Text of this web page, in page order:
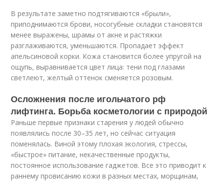
В результате заметно подтягиваются «брыли»,
приподнимаются брови, носогубные складки становятся
менее выражены, шрамы от акне и растяжки
разглаживаются, уменьшаются. Пропадает эффект
апельсиновой корки. Кожа становится более упругой на
ощупь, выравнивается цвет лица: тени под глазами
светлеют, желтый оттенок сменяется розовым.
Осложнения после игольчатого рф
лифтинга. Борьба косметологии с природой
Раньше первые признаки старения у людей обычно
появлялись после 30–35 лет, но сейчас ситуация
поменялась. Виной этому плохая экология, стрессы,
«быстрое» питание, некачественные продукты,
постоянное использование гаджетов. Все это приводит к
раннему провисанию кожи в разных местах, морщинам,